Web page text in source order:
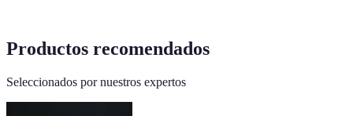
Productos recomendados
Seleccionados por nuestros expertos